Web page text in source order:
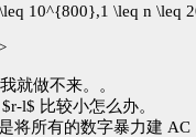
10^{800},1 \leq n \leq
就做不来。。
l$ 比较小怎么办。
将所有的数字暴力建 AC